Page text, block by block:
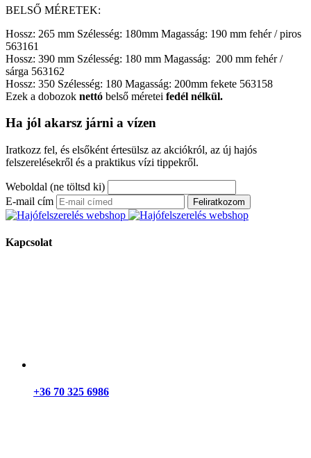
BELSŐ MÉRETEK:
Hossz: 265 mm Szélesség: 180mm Magasság: 190 mm fehér / piros
563161
Hossz: 390 mm Szélesség: 180 mm Magasság: 200 mm fehér /
sárga 563162
Hossz: 350 Szélesség: 180 Magasság: 200mm fekete 563158
Ezek a dobozok nettó belső méretei fedél nélkül.
Ha jól akarsz járni a vízen
Iratkozz fel, és elsőként értesülsz az akciókról, az új hajós
felszerelésekről és a praktikus vízi tippekről.
Weboldal (ne töltsd ki)
E-mail cím
Feliratkozom
Kapcsolat
+36 70 325 6986